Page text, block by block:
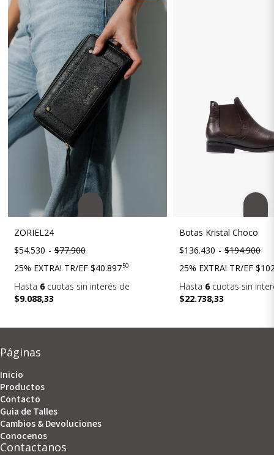
ZORIEL24
$54.530 - $77.900
25% EXTRA! TR/EF $40.89750
Hasta 6cuotas sin interés de
$9.088,33
Botas Kristal Choco
$136.430 - $194.900
25% EXTRA! TR/EF
Hasta 6cuotas sin
$22.738,33
Páginas
Inicio
Productos
Contacto
Guia de Talles
Cambios & Devoluciones
Conocenos
Contactanos